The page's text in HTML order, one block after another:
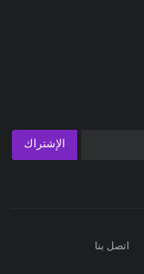
الإشتراك
اتصل بنا